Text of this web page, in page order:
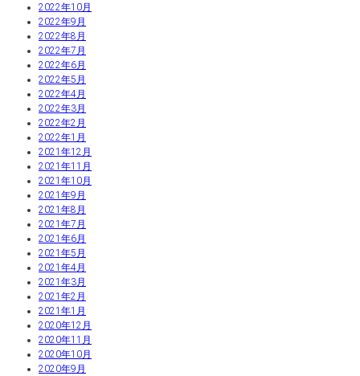
2022年10月
2022年9月
2022年8月
2022年7月
2022年6月
2022年5月
2022年4月
2022年3月
2022年2月
2022年1月
2021年12月
2021年11月
2021年10月
2021年9月
2021年8月
2021年7月
2021年6月
2021年5月
2021年4月
2021年3月
2021年2月
2021年1月
2020年12月
2020年11月
2020年10月
2020年9月